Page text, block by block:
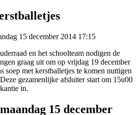
15 december 2014 17:15
en het schoolteam nodigen de
graag uit om op vrijdag 19 december
soep met kerstballetjes te komen nuttigen
gezamenlijke afsluiter start om 15u00
in.
15 december